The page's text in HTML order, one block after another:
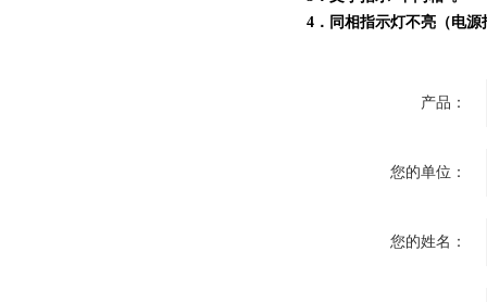
4．同相指示灯不亮（电
产品：
您的单位：
您的姓名：